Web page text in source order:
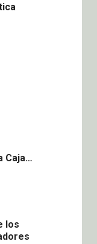
Caja…
los